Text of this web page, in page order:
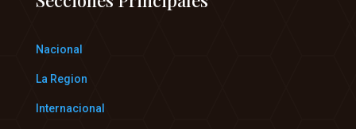
Nacional
La Region
Internacional